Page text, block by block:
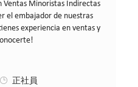
Ventas Minoristas Indirectas
el embajador de nuestras
experiencia en ventas y
正社員